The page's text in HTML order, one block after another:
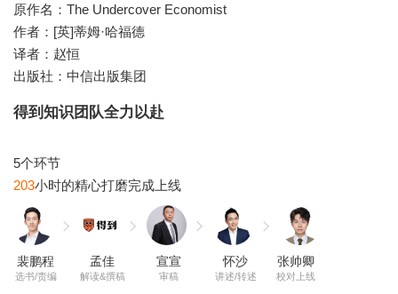
原作名：The Undercover Economist
作者：[英]蒂姆·哈福德
译者：赵恒
出版社：中信出版集团
得到知识团队全力以赴
203
裴鹏程
选书/责编
孟佳
解读&撰稿
宣宣
审稿
怀沙
讲述/转述
张帅卿
校对上线